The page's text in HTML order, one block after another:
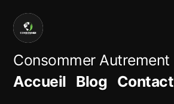
Aller
contenu
Consommer Autrement
Accueil Blog Contact